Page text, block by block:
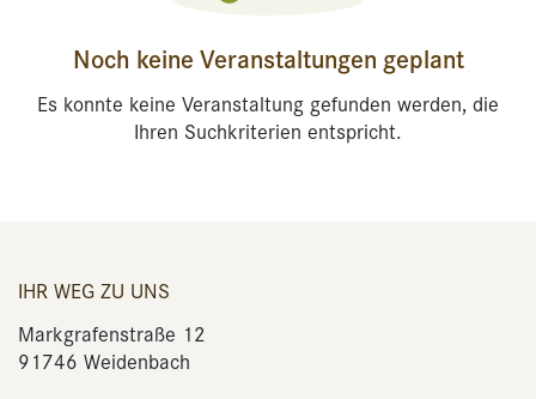
Noch keine Veranstaltungen geplant
Es konnte keine Veranstaltung gefunden werden, die
Ihren Suchkriterien entspricht.
IHR WEG ZU UNS
Markgrafenstraße 12
91746 Weidenbach